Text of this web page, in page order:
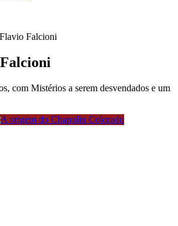
Falcioni
com Mistérios a serem desvendados e um